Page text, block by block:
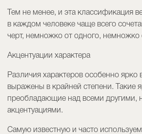
Тем не менее, и эта классификация
в каждом человеке чаще всего
черт, немножко от одного, немножко
Акцентуации характера
Различия характеров особенно ярко
выражены в крайней степени. Такие
преобладающие над всеми другими,
акцентуациями.
Самую известную и часто